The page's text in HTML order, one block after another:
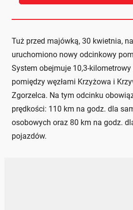
Tuż przed majówką, 30 kwietnia,
uruchomiono nowy odcinkowy
System obejmuje 10,3-
pomiędzy węzłami Krzyżowa i
Zgorzelca. Na tym odcinku
prędkości: 110 km na godz. dla
osobowych oraz 80 km na godz.
pojazdów.